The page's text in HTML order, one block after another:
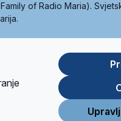
of Radio Maria).